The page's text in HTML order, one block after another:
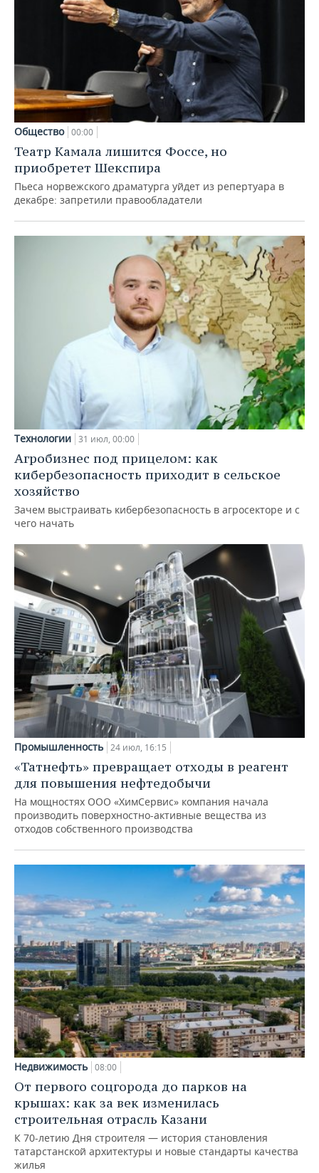
Общество 00:00
Театр Камала лишится Фоссе, но
приобретет Шекспира
Пьеса норвежского драматурга уйдет из репертуара в
декабре: запретили правообладатели
Технологии 31 июл, 00:00
Агробизнес под прицелом: как
кибербезопасность приходит в сельское
хозяйство
Зачем выстраивать кибербезопасность в агросекторе и с
чего начать
Промышленность 24 июл, 16:15
«Татнефть» превращает отходы в реагент
для повышения нефтедобычи
На мощностях ООО «ХимСервис» компания начала
производить поверхностно-активные вещества из
отходов собственного производства
Недвижимость 08:00
От первого соцгорода до парков на
крышах: как за век изменилась
строительная отрасль Казани
К 70-летию Дня строителя — история становления
татарстанской архитектуры и новые стандарты качества
жилья